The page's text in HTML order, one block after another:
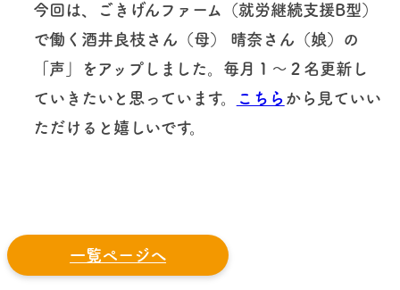
今回は、ごきげんファーム（就労継続支援B型）
で働く酒井良枝さん（母） 晴奈さん（娘）の
「声」をアップしました。毎月１〜２名更新し
ていきたいと思っています。
こちら から見ていい
ただけると嬉しいです。
一覧ページへ